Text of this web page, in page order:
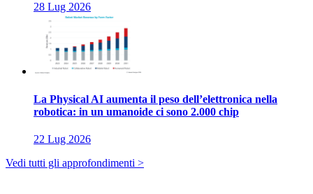
28 Lug 2026
La Physical AI aumenta il peso dell’elettronica nella
robotica: in un umanoide ci sono 2.000 chip
22 Lug 2026
Vedi tutti gli approfondimenti >